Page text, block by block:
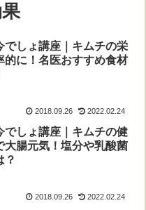
でしょ講座｜キムチの栄
的に！名医おすすめ食材
2018.09.26 2022.02.24
でしょ講座｜キムチの健
大腸元気！塩分や乳酸菌
？
2018.09.26 2022.02.24